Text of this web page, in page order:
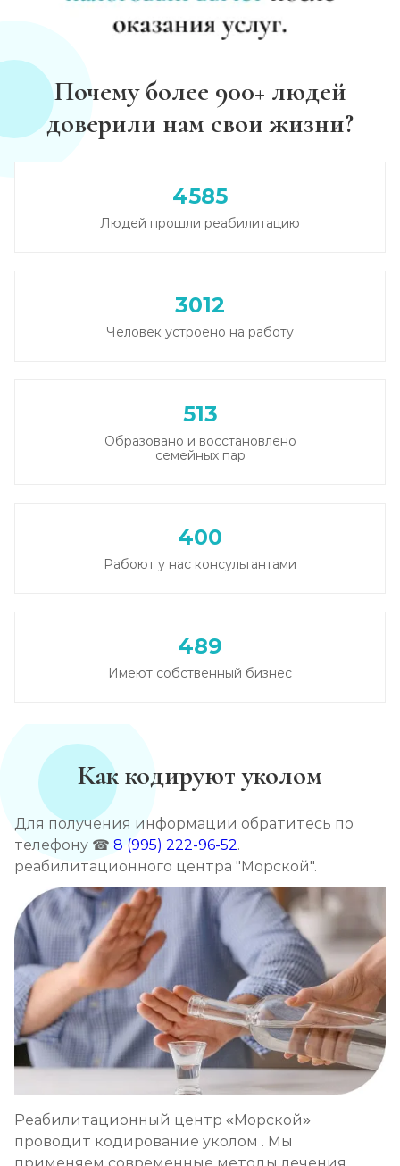
Почему более 900+ людей
доверили нам свои жизни?
4585
Людей прошли реабилитацию
3012
Человек устроено на работу
513
Образовано и восстановлено
семейных пар
400
Рабоют у нас консультантами
489
Имеют собственный бизнес
Как кодируют уколом
Для получения информации обратитесь по
телефону ☎ 8 (995) 222-96-52.
реабилитационного центра "Морской".
Реабилитационный центр «Морской»
проводит кодирование уколом . Мы